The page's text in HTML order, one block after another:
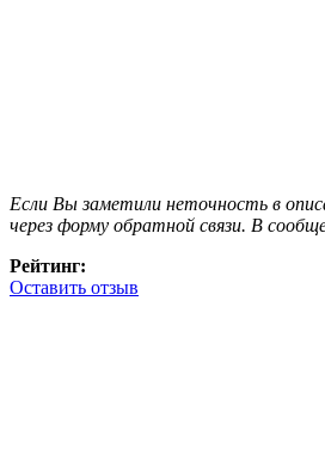
Если Вы заметили неточность в
через форму обратной связи. В
Рейтинг:
Оставить отзыв